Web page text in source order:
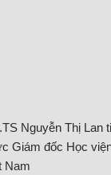
Nguyễn Thị Lan
Giám đốc Học
Nam